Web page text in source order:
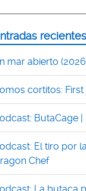
recientes
mar abierto
cortitos: First
ButaCage
El tiro por
Chef
La butaca